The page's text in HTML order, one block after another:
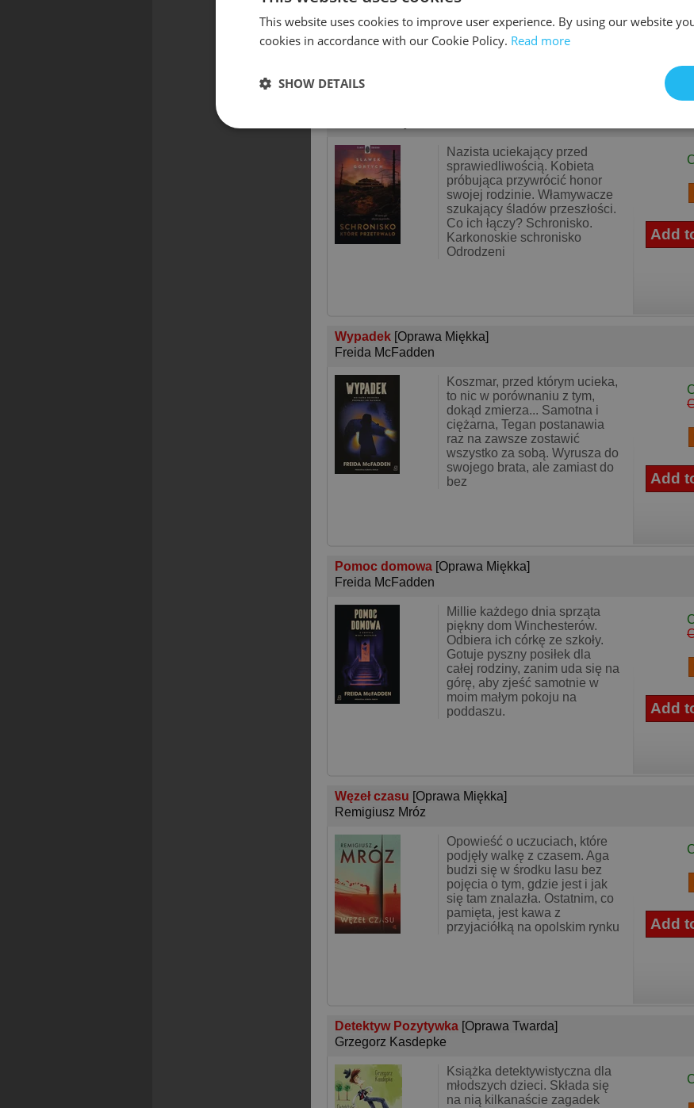
Nela Soba, przyszła s
Nazista uciekający przed
sprawiedliwością. Kobieta
próbująca przywrócić honor
swojej rodzinie. Włamywacze
szukający śladów przeszłości.
Co ich łączy? Schronisko.
Karkonoskie schronisko
Odrodzeni
Wypadek [Oprawa Miękka]
Freida McFadden
Koszmar, przed którym ucieka,
to nic w porównaniu z tym,
dokąd zmierza... Samotna i
ciężarna, Tegan postanawia
raz na zawsze zostawić
wszystko za sobą. Wyrusza do
swojego brata, ale zamiast do
bez
Pomoc domowa [Oprawa Miękka]
Freida McFadden
Millie każdego dnia sprząta
piękny dom Winchesterów.
Odbiera ich córkę ze szkoły.
Gotuje pyszny posiłek dla
całej rodziny, zanim uda się na
górę, aby zjeść samotnie w
moim małym pokoju na
poddaszu.
Węzeł czasu [Oprawa Miękka]
Remigiusz Mróz
Opowieść o uczuciach, które
podjęły walkę z czasem. Aga
budzi się w środku lasu bez
pojęcia o tym, gdzie jest i jak
się tam znalazła. Ostatnim, co
pamięta, jest kawa z
przyjaciółką na opolskim rynku
Detektyw Pozytywka [Oprawa Twarda]
Grzegorz Kasdepke
Książka detektywistyczna dla
młodszych dzieci. Składa się
na nią kilkanaście zagadek
This website uses cookies to improve user experience. By using our website
cookies in accordance with our Cookie Policy. Read more
SHOW DETAILS